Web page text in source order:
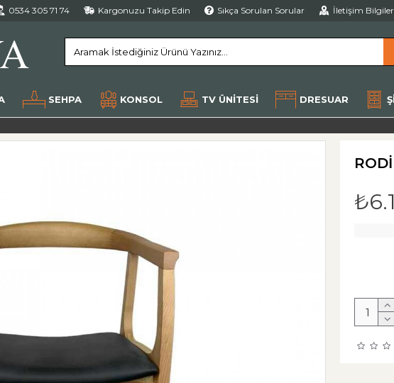
0534 305 71 74 Kargonuzu Takip Edin Sıkça Sorulan Sorular İletişim
SEHPA KONSOL TV ÜNITESI DRESUAR